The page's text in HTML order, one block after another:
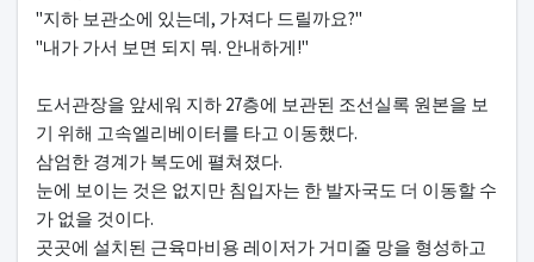
"지하 보관소에 있는데, 가져다 드릴까요?"
"내가 가서 보면 되지 뭐. 안내하게!"
도서관장을 앞세워 지하 27층에 보관된 조선실록 원본을 보
기 위해 고속엘리베이터를 타고 이동했다.
삼엄한 경계가 복도에 펼쳐졌다.
눈에 보이는 것은 없지만 침입자는 한 발자국도 더 이동할 수
가 없을 것이다.
곳곳에 설치된 근육마비용 레이저가 거미줄 망을 형성하고